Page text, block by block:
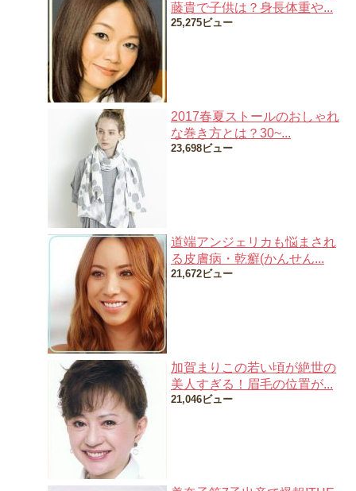
藤貴で子供は？身長体重や...
25,275ビュー
2017春夏ストールのおしゃれ
な巻き方とは？30~...
23,698ビュー
道端アンジェリカも悩まされ
る皮膚病・乾癬(かんせん...
21,672ビュー
加賀まりこの若い頃が絶世の
美人すぎる！眉毛の位置が...
21,046ビュー